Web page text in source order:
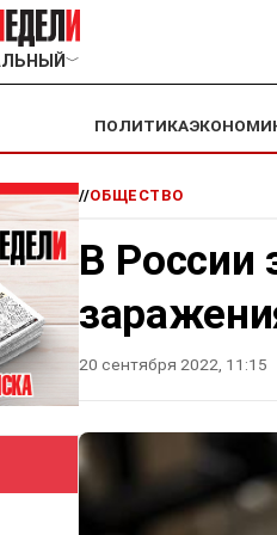
﹀
ПОЛИТИКА
//ОБЩЕСТВО
В России
20 сентября 2022, 11:15